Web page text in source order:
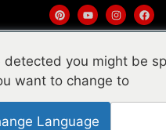
New Products
detected you might be
want to change to:
Language